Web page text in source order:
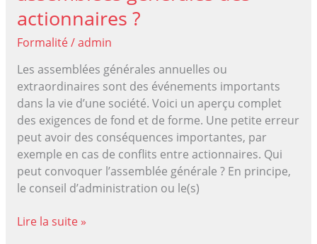
actionnaires ?
Formalité/admin
Les assemblées générales annuelles ou
extraordinaires sont des événements importants
dans la vie d’une société. Voici un aperçu complet
des exigences de fond et de forme. Une petite erreur
peut avoir des conséquences importantes, par
exemple en cas de conflits entre actionnaires. Qui
peut convoquer l’assemblée générale ? En principe,
le conseil d’administration ou le(s)
Comment
Lire la suite »